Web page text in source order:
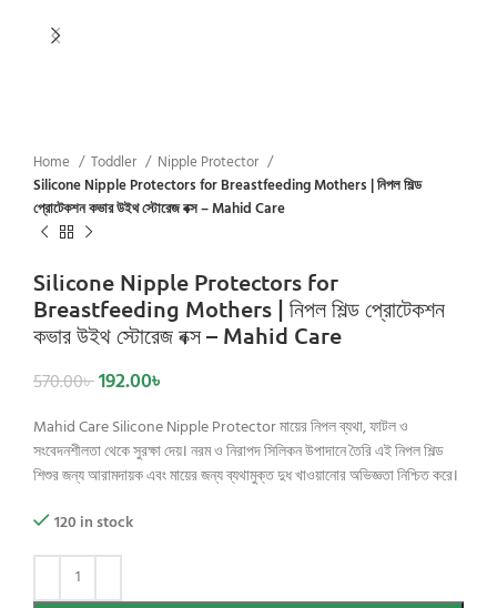
Home Toddler
Nipple Protector
Silicone Nipple Protectors for Breastfeeding Mothers | নিপল শিল্ড
প্রোটেকশন কভার উইথ স্টোরেজ বক্স – Mahid Care
Silicone Nipple Protectors for
Breastfeeding Mothers | নিপল শিল্ড প্রোটেকশন
কভার উইথ স্টোরেজ বক্স – Mahid Care
570.00৳192.00৳
Mahid Care Silicone Nipple Protector মায়ের নিপল ব্যথা, ফাটল ও
সংবেদনশীলতা থেকে সুরক্ষা দেয়। নরম ও নিরাপদ সিলিকন উপাদানে তৈরি এই নিপল শিল্ড
শিশুর জন্য আরামদায়ক এবং মায়ের জন্য ব্যথামুক্ত দুধ খাওয়ানোর অভিজ্ঞতা নিশ্চিত করে।
120 in stock